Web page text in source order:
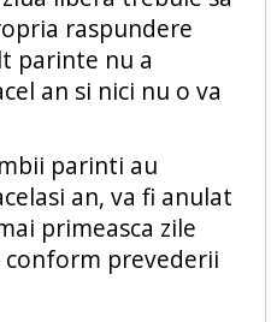
raspundere
parinte nu a
an si nici nu o va
parinti au
an, va fi anulat
primeasca zile
prevederii